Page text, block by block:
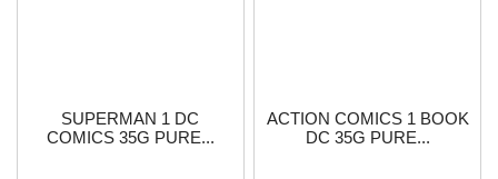
SUPERMAN 1 DC
COMICS 35G PURE...
ACTION COMICS 1 BOOK
DC 35G PURE...